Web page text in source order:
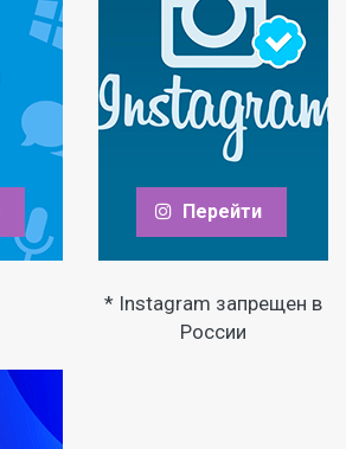
Перейти
* Instagram запрещен в
России